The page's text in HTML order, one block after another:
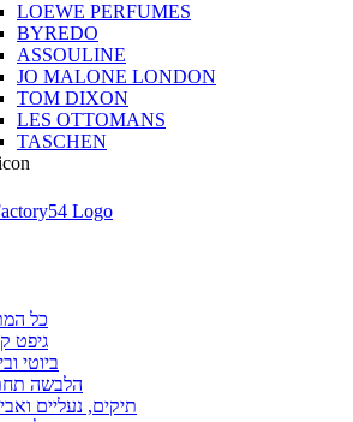
LOEWE PERFUMES
BYREDO
ASSOULINE
JO MALONE LONDON
TOM DIXON
LES OTTOMANS
TASCHEN
כל
גיפט
ביוטי
הלבשה
תיקים, נעליים